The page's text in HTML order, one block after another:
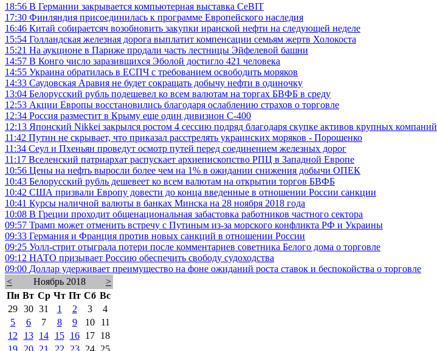
18:56 В Германии закрывается компьютерная выставка CeBIT
17:30 Финляндия присоединилась к программе Европейского наследия
16:46 Китай собираетсяч возобновить закупки иранской нефти на следующей неделе
15:54 Голландская железная дорога выплатит компенсации семьям жертв Холокоста
15:21 На аукционе в Париже продали часть лестницы Эйфелевой башни
14:57 В Конго число заразившихся Эболой достигло 421 человека
14:55 Украина обратилась в ЕСПЧ с требованием освободить моряков
14:33 Саудовская Аравия не будет сокращать добычу нефти в одиночку
13:04 Белорусский рубль подешевел ко всем валютам на торгах БВФБ в среду
12:53 Акции Европы восстановились благодаря ослаблению страхов о торговле
12:34 Россия разместит в Крыму еще один дивизион С-400
12:13 Японский Nikkei закрылся ростом 4 сессию подряд благодаря скупке активов крупных компаний
11:42 Путин не скрывает, что приказал расстрелять украинских моряков - Порошенко
11:34 Сеул и Пхеньян проведут осмотр путей перед соединением железных дорог
11:17 Вселенский патриархат распускает архиепископство РПЦ в Западной Европе
10:56 Цены на нефть выросли более чем на 1% в ожидании снижения добычи ОПЕК
10:43 Белорусский рубль дешевеет ко всем валютам на открытии торгов БВФБ
10:42 США призвали Европу довести до конца введенные в отношении России санкции
10:41 Курсы наличной валюты в банках Минска на 28 ноября 2018 года
10:08 В Греции проходит общенациональная забастовка работников частного сектора
09:57 Трамп может отменить встречу с Путиным из-за морского конфликта РФ и Украины
09:33 Германия и Франция против новых санкций в отношении России
09:25 Уолл-стрит отыграла потери после комментариев советника Белого дома о торговле
09:12 НАТО призывает Россию обеспечить свободу судоходства
09:00 Доллар удерживает преимущество на фоне ожиданий роста ставок и беспокойства о торговле
<
Ноябрь 2018
>
Пн Вт Ср Чт Пт Сб Вс
29 30 31 1 2 3
4
5
6 7 8 9 10
11
12
13 14 15 16 17
18
19
20 21 22 23 24 25